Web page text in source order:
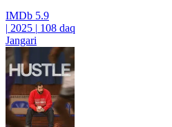
IMDb 5.9
| 2025 | 108 daq
Jangari